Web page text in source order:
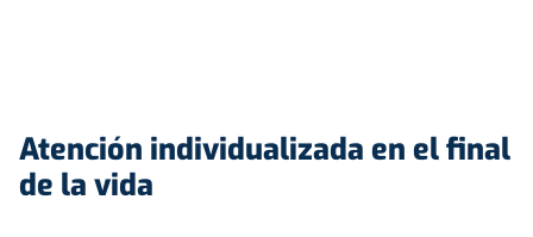
Atención individualizada en el final
de la vida